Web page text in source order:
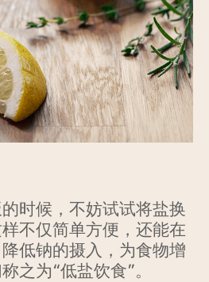
时候，不妨试试将盐换
不仅简单方便，还能在
低钠的摄入，为食物增
之为“低盐饮食”。